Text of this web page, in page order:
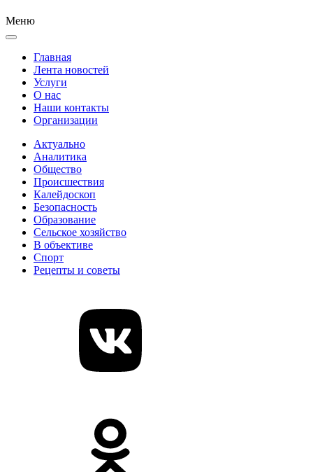
Меню
Главная
Лента новостей
Услуги
О нас
Наши контакты
Организации
Актуально
Аналитика
Общество
Происшествия
Калейдоскоп
Безопасность
Образование
Сельское хозяйство
В объективе
Спорт
Рецепты и советы